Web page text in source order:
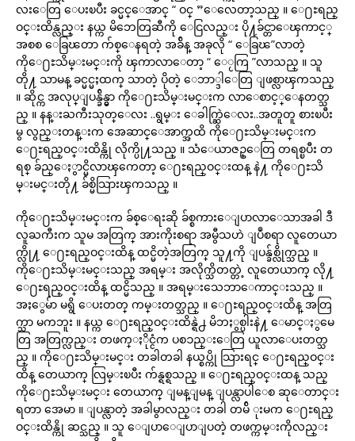
လးေတြ ေပးၿပီး ခင္မင္ေအာင္ “ ဝင္ ”ေလေတာ့သည္ ။ ေ႐ႊရည္
ဝင္းထိန္လည္း နယ္က မိဘေတြဆီကို ေငြလည္း ပို႔ခ်င္တာေၾကာင့္
အစစ ေခြၽတာ က်စ္ေနရတဲ့ အခ်ိန္ အခုလို “ ေခြၽ”လာတဲ့
ကိုေ႐ႊသိမ္းမင္းကို ၾကာလာေတာ့ “ ေႂကြ ”လာသည္ ။ သူ
တို႔ သာမန္ ခင္မင္မႈထက္ သာတဲ့ ပိုတဲ့ ေဘာ္ဒါေတြ ျဖစ္လာၾကသည္
။ ဆိုင္က အလုပ္ျပန္ခ်ိန္မွာ ကိုေ႐ႊသိမ္းမင္းက လာေစာင့္ေနတတ္သ
ည္ ။ နန္းႀကီးသုတ္ေလး ..ရွမ္း ေခါက္ဆြဲေလး..အတူတူ စားၿပီး
မွ လွည္းတန္းက အေဆာင္ေအာက္အထိ ကိုေ႐ႊသိမ္းမင္းက
ေ႐ႊရည္ဝင္းထိန္ကို လိုက္ပို႔သည္ ။ သံေယာဇဥ္ေတြ တရစ္ၿပီး တ
ရစ္ ခ်ည္ေႏွာင္မိလာၾကေတာ့ ေ႐ႊရည္ဝင္းထန္ နဲ႔ ကိုေ႐ႊသိ
မ္းမင္းတို႔ ခ်စ္မိသြားၾကသည္ ။
ကိုေ႐ႊသိမ္းမင္းက ခ်စ္ေရးဆို ခ်စ္စကားေျပာလာေသာအခါ ဒီ
လူႀကီးက သူမ အတြက္ အားကိုးစရာ အမွီသဟဲ ျပဳစရာ လူတေယာ
က္လို႔ ေ႐ႊရည္ဝင္းထိန္ ထင္မိတဲ့အတြက္ သူ႔ကို ျပန္ခ်စ္လိုက္သည္ ။
ကိုေ႐ႊသိမ္းမင္းသည္ အရမ္း အလိုက္သိတတ္တဲ့ လူတေယာက္ လို႔
ေ႐ႊရည္ဝင္းထိန္ ထင္မိသည္ ။ အရမ္းသေဘာေကာင္းသည္ ။
အႏွေမ်ာ မရွိ ေပးတတ္ ကမ္းတတ္သည္ ။ ေ႐ႊရည္ဝင္းထိန္ အတြ
က္သာ မကဘူး ။ နယ္က ေ႐ႊရည္ဝင္းထိန္ရဲ႕ မိဘႏွစ္ပါးနဲ႔ ေမာင္ႏွမေ
တြ အတြက္လည္း တဖက္ႏိုင္ငံက ပစၥည္းေတြ ယူလာေပးတတ္သ
ည္ ။ ကိုေ႐ႊသိမ္းမင္း တခါတခါ နယ္စပ္ကို သြားရင္ ေ႐ႊရည္ဝင္း
ထိန္ တေယာက္ လြမ္းၿပီး က်န္ရစ္ရသည္ ။ ေ႐ႊရည္ဝင္းထန္ သည္
ကိုေ႐ႊသိမ္းမင္း တေယာက္ ျမန္ျမန္ ျပန္လာပါေစ ဆုေတာင္း
ရတာ အေမာ ။ ျပန္လာတဲ့ အခါမွာလည္း တခါ တမ်ိ ုးမက ေ႐ႊရည္
ဝင္းထိန္ကို ဆင္သည္ ။ သူ ေျပာေျပာျပတဲ့ တဖက္ကမ္းကိုလည္း